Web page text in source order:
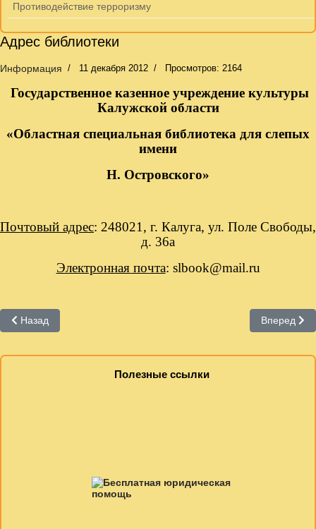
Противодействие терроризму
Адрес библиотеки
Информация 11 декабря 2012 Просмотров: 2164
Государственное казенное учреждение культуры
Калужской области
«Областная специальная библиотека для слепых
имени
Н. Островского»
Почтовый адрес: 248021, г. Калуга, ул. Поле Свободы,
д. 36а
Электронная почта: slbook@mail.ru
Предыдущий: Режим работы
Назад Вперед
Полезные ссылки